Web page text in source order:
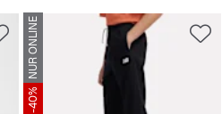
NUR ONLINE
-40%